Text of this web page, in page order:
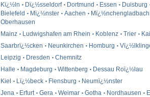
Kï¿½ln Dï¿½sseldorf Dortmund Essen
Duisburg
Bielefeld
Mï¿½nster Aachen
Mï¿½nchengladbach
Oberhausen
Mainz Ludwigshafen am Rhein Koblenz Trier
Saarbrï¿½cken Neunkirchen Homburg
Leipzig Dresden
Chemnitz
Halle Magdeburg Wittenberg
Dessau Roï¿½lau
Kiel Lï¿½beck Flensburg
Neumï¿½nster
Jena Erfurt Gera Weimar Gotha Nordhausen